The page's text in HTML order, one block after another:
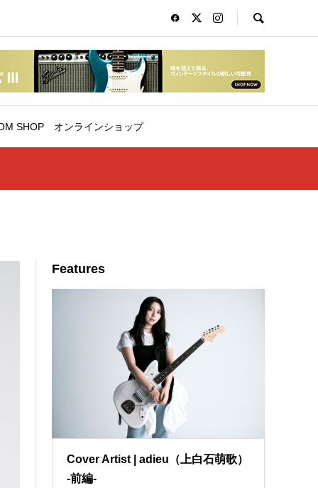
SHOP オンラインショップ
Features
Cover Artist | adieu（上白石萌歌）
-前編-